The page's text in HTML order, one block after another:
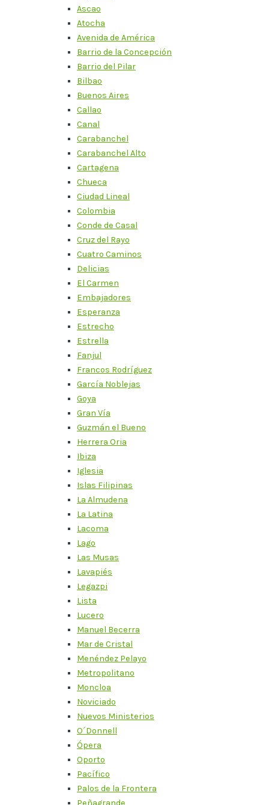
Ascao
Atocha
Avenida de América
Barrio de la Concepción
Barrio del Pilar
Bilbao
Buenos Aires
Callao
Canal
Carabanchel
Carabanchel Alto
Cartagena
Chueca
Ciudad Lineal
Colombia
Conde de Casal
Cruz del Rayo
Cuatro Caminos
Delicias
El Carmen
Embajadores
Esperanza
Estrecho
Estrella
Fanjul
Francos Rodríguez
García Noblejas
Goya
Gran Vía
Guzmán el Bueno
Herrera Oria
Ibiza
Iglesia
Islas Filipinas
La Almudena
La Latina
Lacoma
Lago
Las Musas
Lavapiés
Legazpi
Lista
Lucero
Manuel Becerra
Mar de Cristal
Menéndez Pelayo
Metropolitano
Moncloa
Noviciado
Nuevos Ministerios
O´Donnell
Ópera
Oporto
Pacífico
Palos de la Frontera
Peñagrande